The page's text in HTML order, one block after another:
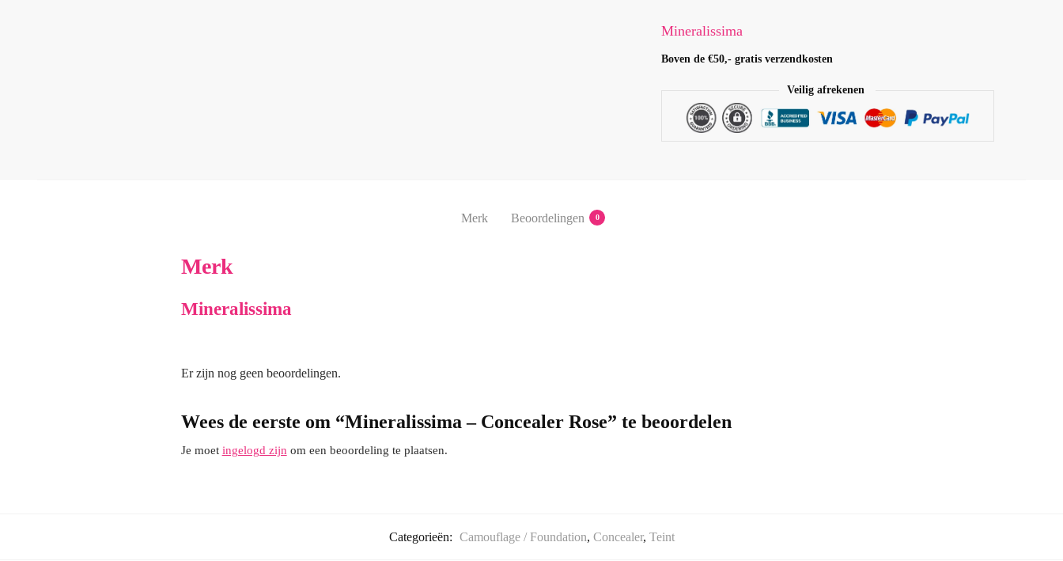
Rose
Mineralissima
Boven de €50,- gratis verzendkosten
Veilig afrekenen
Merk Beoordelingen 0
Merk
Mineralissima
Er zijn nog geen beoordelingen.
Wees de eerste om “Mineralissima – Concealer Rose” te beoordelen
Je moet ingelogd zijn om een beoordeling te plaatsen.
Categorieën: Camouflage / Foundation, Concealer, Teint